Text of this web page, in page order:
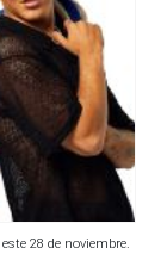
28 de noviembre.